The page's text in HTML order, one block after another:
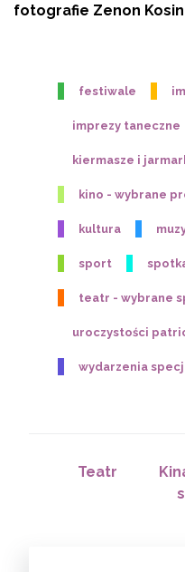
fotografie Zenon
festiwale
imprezy taneczne
kiermasze i
kino - wybrane
kultura
sport
teatr - wybrane
uroczystości
wydarzenia
Teatr